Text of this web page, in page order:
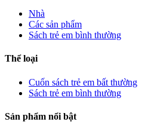
Nhà
Các sản phẩm
Sách trẻ em bình thường
Thể loại
Cuốn sách trẻ em bất thường
Sách trẻ em bình thường
Sản phẩm nổi bật